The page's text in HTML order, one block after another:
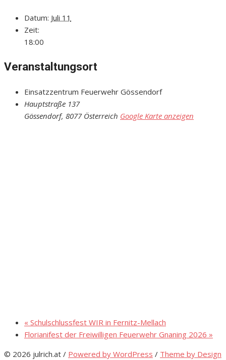
Datum: Juli 11
Zeit:
18:00
Veranstaltungsort
Einsatzzentrum Feuerwehr Gössendorf
Hauptstraße 137
Gössendorf, 8077 Österreich Google Karte anzeigen
« Schulschlussfest WIR in Fernitz-Mellach
Florianifest der Freiwilligen Feuerwehr Gnaning 2026 »
© 2026 julrich.at / Powered by WordPress / Theme by Design